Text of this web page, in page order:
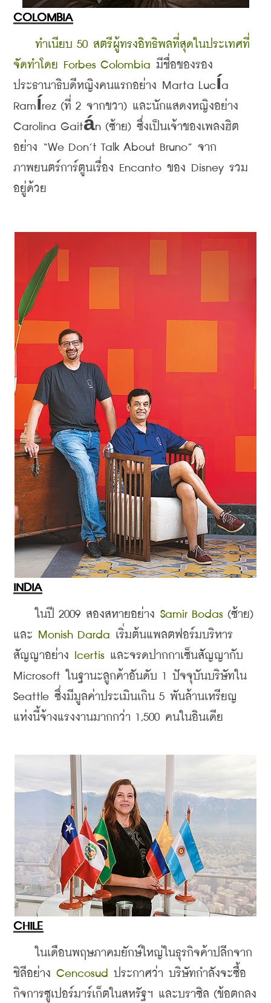
COLOMBIA
ทำเนียบ 50 สตรีผู้ทรงอิทธิพลที่สุดในประเทศที่
จัดทำโดย Forbes Colombia มีชื่อของรอง
ประธานาธิบดีหญิงคนแรกอย่าง Marta Lucía
Ramírez (ที่ 2 จากขวา) และนักแสดงหญิงอย่าง
Carolina Gaitán (ซ้าย) ซึ่งเป็นเจ้าของเพลงฮิต
อย่าง “We Don’t Talk About Bruno” จาก
ภาพยนตร์การ์ตูนเรื่อง Encanto ของ Disney รวม
อยู่ด้วย
INDIA
ในปี 2009 สองสหายอย่าง Samir Bodas (ซ้าย)
และ
Monish Darda เริ่มต้นแพลตฟอร์มบริหาร
สัญญาอย่าง
Icertis และจรดปากกาเซ็นสัญญากับ
Microsoft ในฐานะลูกค้าอันดับ 1 ปัจจุบันบริษัทใน
Seattle ซึ่งมีมูลค่าประเมินเกิน 5 พันล้านเหรียญ
แห่งนี้จ้างแรงงานมากกว่า 1,500 คนในอินเดีย
CHILE
ในเดือนพฤษภาคมยักษ์ใหญ่ในธุรกิจค้าปลีกจาก
ชิลีอย่าง Cencosud
ประกาศว่า บริษัทกำลังจะซื้อ
กิจการซูเปอร์มาร์เก็ตในสหรัฐฯ และบราซิล (ข้อตกลง